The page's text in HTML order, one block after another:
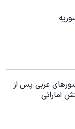
عربی پس از
اماراتی